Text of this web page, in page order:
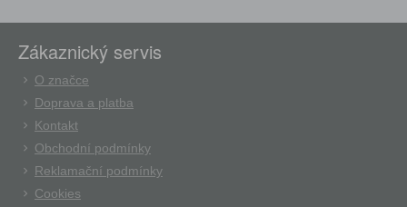
Zákaznický servis
O značce
Doprava a platba
Kontakt
Obchodní podmínky
Reklamační podmínky
Cookies